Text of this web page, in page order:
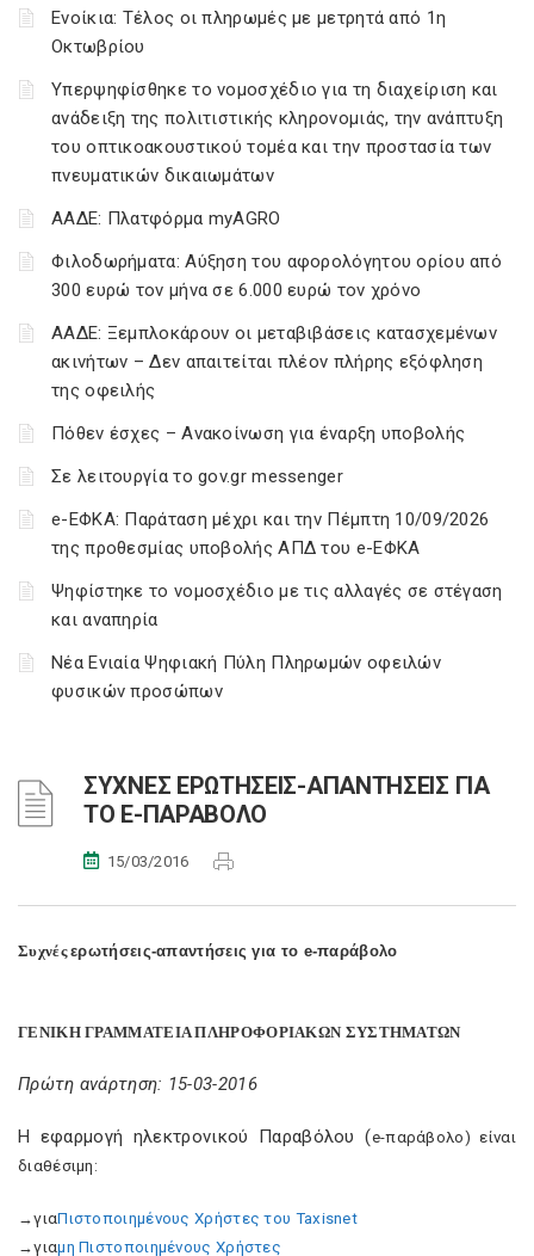
Ενοίκια: Τέλος οι πληρωμές με μετρητά από 1η
Οκτωβρίου
Υπερψηφίσθηκε το νομοσχέδιο για τη διαχείριση και
ανάδειξη της πολιτιστικής κληρονομιάς, την ανάπτυξη
του οπτικοακουστικού τομέα και την προστασία των
πνευματικών δικαιωμάτων
ΑΑΔΕ: Πλατφόρμα myAGRO
Φιλοδωρήματα: Αύξηση του αφορολόγητου ορίου από
300 ευρώ τον μήνα σε 6.000 ευρώ τον χρόνο
ΑΑΔΕ: Ξεμπλοκάρουν οι μεταβιβάσεις κατασχεμένων
ακινήτων – Δεν απαιτείται πλέον πλήρης εξόφληση
της οφειλής
Πόθεν έσχες – Ανακοίνωση για έναρξη υποβολής
Σε λειτουργία το gov.gr messenger
e-ΕΦΚΑ: Παράταση μέχρι και την Πέμπτη 10/09/2026
της προθεσμίας υποβολής ΑΠΔ του e-ΕΦΚΑ
Ψηφίστηκε το νομοσχέδιο με τις αλλαγές σε στέγαση
και αναπηρία
Νέα Ενιαία Ψηφιακή Πύλη Πληρωμών οφειλών
φυσικών προσώπων
ΣΥΧΝΕΣ ΕΡΩΤΗΣΕΙΣ-ΑΠΑΝΤΗΣΕΙΣ ΓΙΑ
ΤΟ E-ΠΑΡΑΒΟΛΟ
15/03/2016
Συχνέςερωτήσεις-απαντήσεις για το e-παράβολο
ΓΕΝΙΚΗ ΓΡΑΜΜΑΤΕΙΑ ΠΛΗΡΟΦΟΡΙΑΚΩΝ ΣΥΣΤΗΜΑΤΩΝ
Πρώτη ανάρτηση: 15-03-2016
Η εφαρμογή ηλεκτρονικού Παραβόλου (e-παράβολο) είναι
διαθέσιμη:
→γιαΠιστοποιημένους Χρήστες του Taxisnet
→γιαμη Πιστοποιημένους Χρήστες